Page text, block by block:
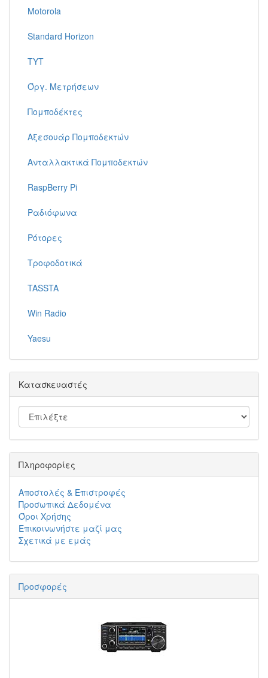
Motorola
Standard Horizon
TYT
Όργ. Μετρήσεων
Πομποδέκτες
Αξεσουάρ Πομποδεκτών
Ανταλλακτικά Πομποδεκτών
RaspBerry Pi
Ραδιόφωνα
Ρότορες
Τροφοδοτικά
TASSTA
Win Radio
Yaesu
Κατασκευαστές
Πληροφορίες
Αποστολές & Επιστροφές
Προσωπικά Δεδομένα
Όροι Χρήσης
Επικοινωνήστε μαζί μας
Σχετικά με εμάς
Προσφορές